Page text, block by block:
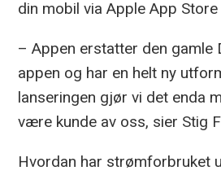
din mobil via Apple App Store
– Appen erstatter den gamle
appen og har en helt ny
lanseringen gjør vi det enda
være kunde av oss, sier Stig
Hvordan har strømforbruket